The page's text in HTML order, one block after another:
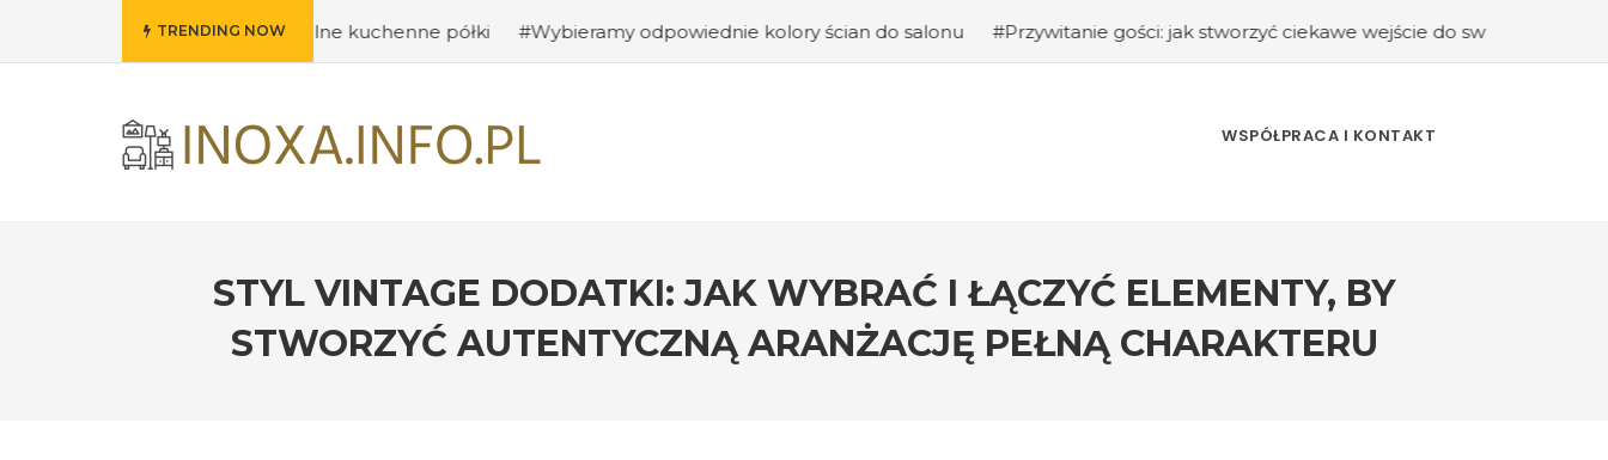
TRENDING NOW
na oryginalne kuchenne półki #Wybieramy odpowiednie kolory ścian do salonu #Przywitanie gości: jak stworzyć ciekawe wejście do swojego domu? #Kuchnia retro
WSPÓŁPRACA I KONTAKT
STYL VINTAGE DODATKI: JAK WYBRAĆ I ŁĄCZYĆ ELEMENTY, BY
STWORZYĆ AUTENTYCZNĄ ARANŻACJĘ PEŁNĄ CHARAKTERU